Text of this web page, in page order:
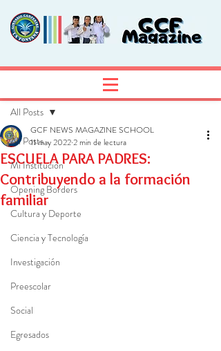
All Posts
Mi Institución
Opening Borders
Cultura y Deporte
Ciencia y Tecnología
Investigación
Preescolar
Social
Egresados
All Posts
ESCUELA PARA PADRES:
Contribuyendo a la formación
familiar
GCF NEWS MAGAZINE SCHOOL
11 may 20222 min de lectura